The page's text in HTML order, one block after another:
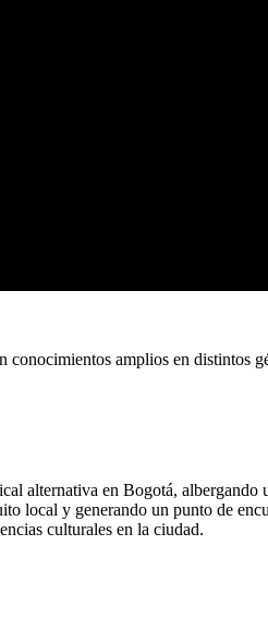
amplios en distintos
alternativa en Bogotá,
local y generando un punto de
culturales en la ciudad.